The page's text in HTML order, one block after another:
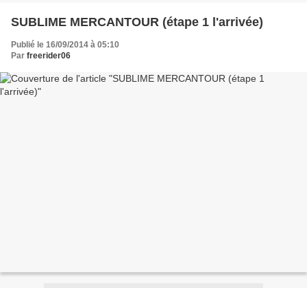
SUBLIME MERCANTOUR (étape 1 l'arrivée)
Publié le 16/09/2014 à 05:10
Par freerider06